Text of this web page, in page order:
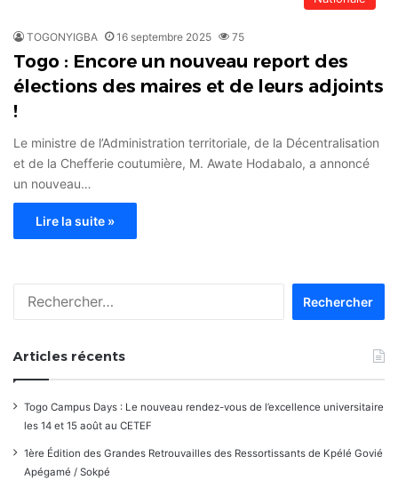
TOGONYIGBA 16 septembre 2025 75
Togo : Encore un nouveau report des
élections des maires et de leurs adjoints
!
Le ministre de l’Administration territoriale, de la Décentralisation
et de la Chefferie coutumière, M. Awate Hodabalo, a annoncé
un nouveau…
Lire la suite »
Articles récents
Togo Campus Days : Le nouveau rendez-vous de l’excellence universitaire
les 14 et 15 août au CETEF
1ère Édition des Grandes Retrouvailles des Ressortissants de Kpélé Govié
Apégamé / Sokpé